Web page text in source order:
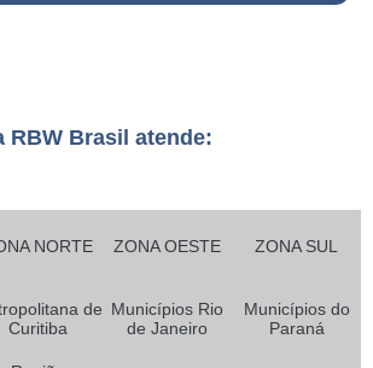
RBW Brasil atende:
NORTE ZONA OESTE ZONA SUL
de
Curitiba
Municípios Rio
de Janeiro
Municípios do
Paraná